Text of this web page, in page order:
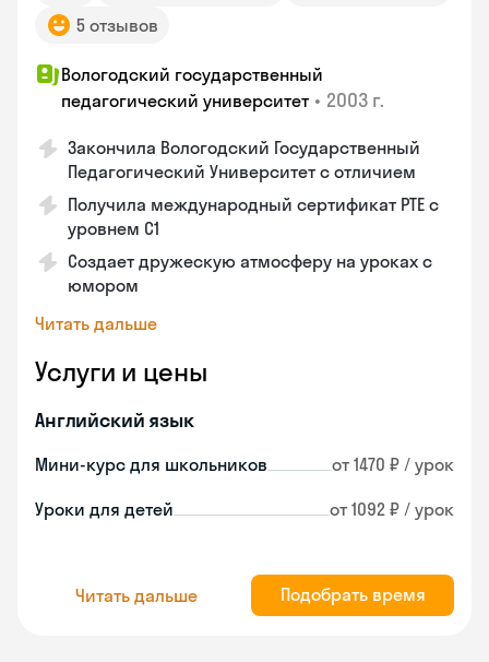
5 отзывов
Вологодский государственный
педагогический университет • 2003 г.
Закончила Вологодский Государственный
Педагогический Университет с отличием
Получила международный сертификат PTE с
уровнем C1
Создает дружескую атмосферу на уроках с
юмором
Читать дальше
Услуги и цены
Английский язык
Мини-курс для школьников от 1470 ₽ / урок
Уроки для детей от 1092 ₽ / урок
Читать дальше Подобрать время